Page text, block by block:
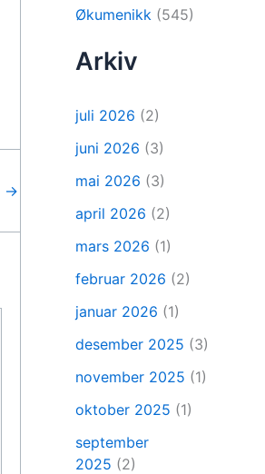
→
Økumenikk (545)
Arkiv
juli 2026 (2)
juni 2026 (3)
mai 2026 (3)
april 2026 (2)
mars 2026 (1)
februar 2026 (2)
januar 2026 (1)
desember 2025 (3)
november 2025 (1)
oktober 2025 (1)
september
2025 (2)